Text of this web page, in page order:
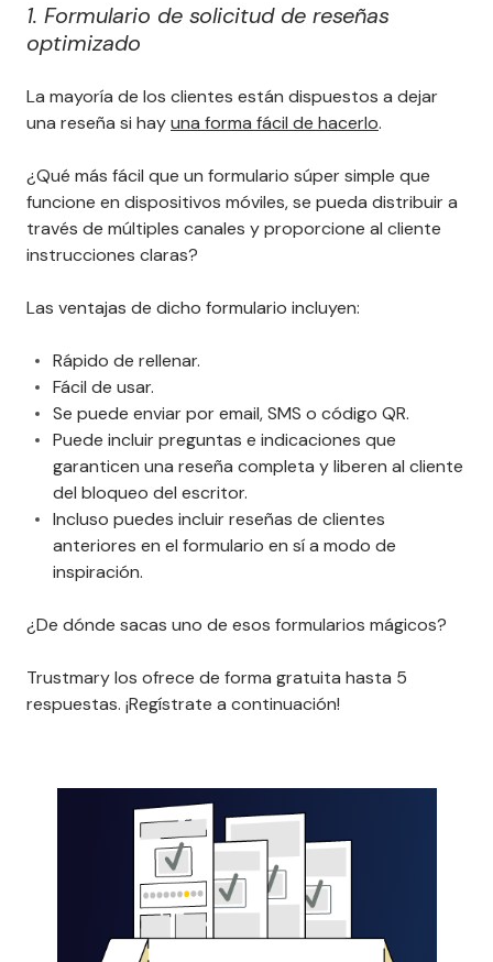
1. Formulario de solicitud de reseñas
optimizado
La mayoría de los clientes están dispuestos a dejar
una reseña si hayuna forma fácil de hacerlo.
¿Qué más fácil que un formulario súper simple que
funcione en dispositivos móviles, se pueda distribuir a
través de múltiples canales y proporcione al cliente
instrucciones claras?
Las ventajas de dicho formulario incluyen:
Rápido de rellenar.
Fácil de usar.
Se puede enviar por email, SMS o código QR.
Puede incluir preguntas e indicaciones que
garanticen una reseña completa y liberen al cliente
del bloqueo del escritor.
Incluso puedes incluir reseñas de clientes
anteriores en el formulario en sí a modo de
inspiración.
¿De dónde sacas uno de esos formularios mágicos?
Trustmary los ofrece de forma gratuita hasta 5
respuestas. ¡Regístrate a continuación!